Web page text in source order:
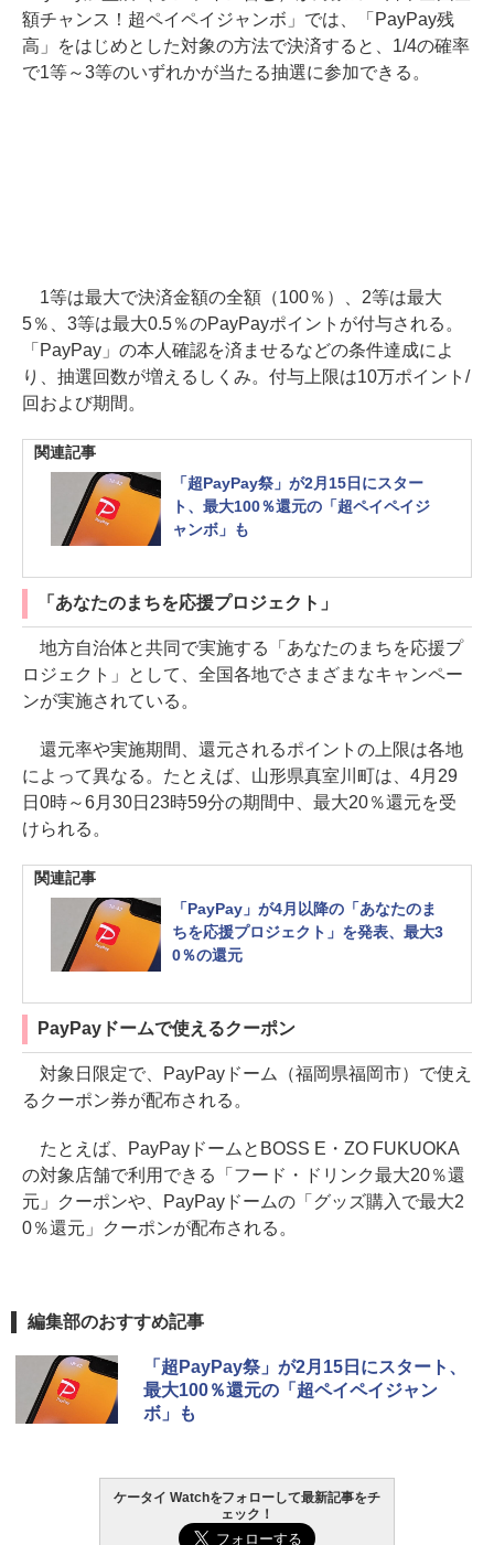
額チャンス！超ペイペイジャンボ」では、「PayPay残
高」をはじめとした対象の方法で決済すると、1/4の確率
で1等～3等のいずれかが当たる抽選に参加できる。
1等は最大で決済金額の全額（100％）、2等は最大
5％、3等は最大0.5％のPayPayポイントが付与される。
「PayPay」の本人確認を済ませるなどの条件達成によ
り、抽選回数が増えるしくみ。付与上限は10万ポイント/
回および期間。
関連記事
「超PayPay祭」が2月15日にスター
ト、最大100％還元の「超ペイペイジ
ャンボ」も
「あなたのまちを応援プロジェクト」
地方自治体と共同で実施する「あなたのまちを応援プ
ロジェクト」として、全国各地でさまざまなキャンペー
ンが実施されている。
還元率や実施期間、還元されるポイントの上限は各地
によって異なる。たとえば、山形県真室川町は、4月29
日0時～6月30日23時59分の期間中、最大20％還元を受
けられる。
関連記事
「PayPay」が4月以降の「あなたのま
ちを応援プロジェクト」を発表、最大3
0％の還元
PayPayドームで使えるクーポン
対象日限定で、PayPayドーム（福岡県福岡市）で使え
るクーポン券が配布される。
たとえば、PayPayドームとBOSS E・ZO FUKUOKA
の対象店舗で利用できる「フード・ドリンク最大20％還
元」クーポンや、PayPayドームの「グッズ購入で最大2
0％還元」クーポンが配布される。
編集部のおすすめ記事
「超PayPay祭」が2月15日にスタート、
最大100％還元の「超ペイペイジャン
ボ」も
ケータイ Watchをフォローして最新記事をチ
ェック！